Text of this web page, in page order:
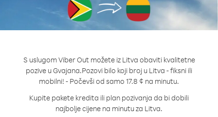
S uslugom Viber Out možete iz Litva obaviti kvalitetne
pozive u Gvajana.Pozovi bilo koji broj u Litva - fiksni ili
mobilni! - Počevši od samo 17.8 ¢ na minutu.
Kupite pakete kredita ili plan pozivanja da bi dobili
najbolje cijene na minutu za Litva.